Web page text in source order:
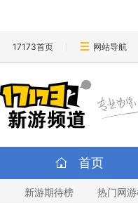
17173首页 网站导航
首页
新游期待榜 热门网